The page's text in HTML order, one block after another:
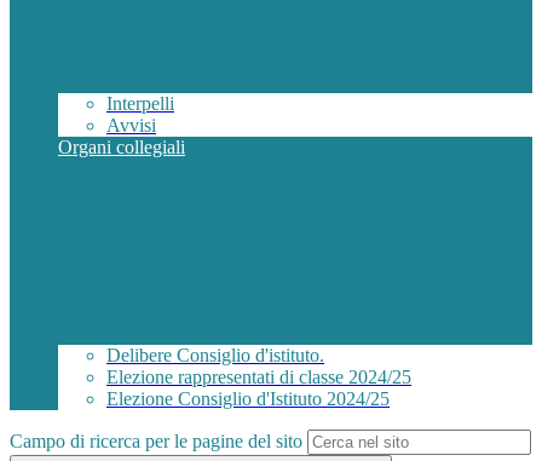
Interpelli
Avvisi
Organi collegiali
Delibere Consiglio d'istituto.
Elezione rappresentati di classe 2024/25
Elezione Consiglio d'Istituto 2024/25
Campo di ricerca per le pagine del sito